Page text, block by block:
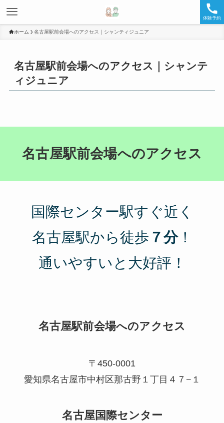
体験予約
ホーム 名古屋駅前会場へのアクセス｜シャンティジュニア
名古屋駅前会場へのアクセス｜シャンテ
ィジュニア
名古屋駅前会場へのアクセス
国際センター駅すぐ近く
名古屋駅から徒歩 ７分！
通いやすいと大好評！
名古屋駅前会場へのアクセス
〒450-0001
愛知県名古屋市中村区那古野１丁目４７−１
名古屋国際センター